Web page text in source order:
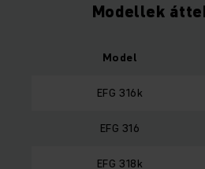
Modellek
Model
EFG 316k
EFG 316
EFG 318k